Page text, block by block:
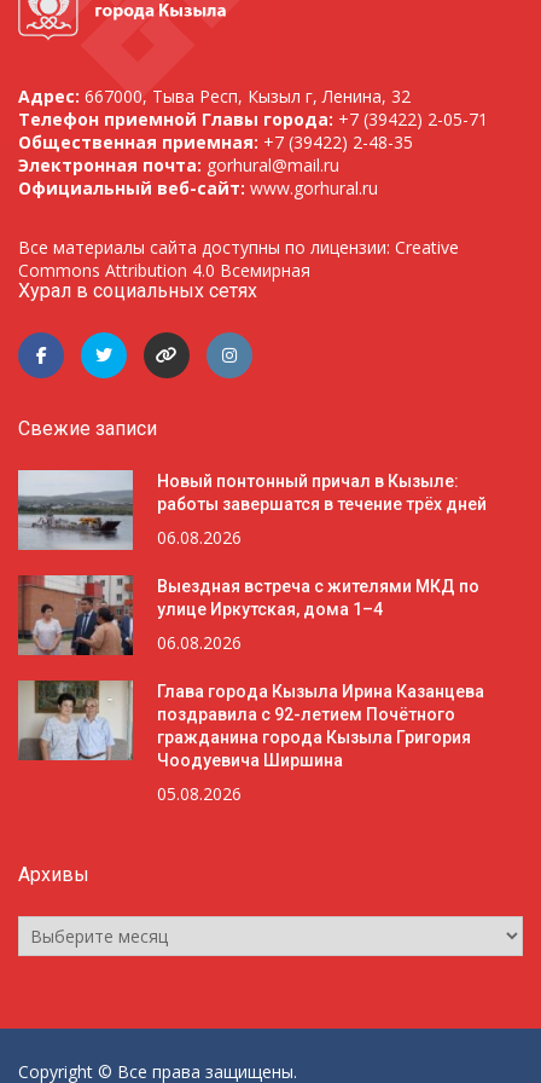
Адрес: 667000, Тыва Респ, Кызыл г, Ленина, 32
Телефон приемной Главы города: +7 (39422) 2-05-71
Общественная приемная: +7 (39422) 2-48-35
Электронная почта: gorhural@mail.ru
Официальный веб-сайт: www.gorhural.ru
Все материалы сайта доступны по лицензии: Creative
Commons Attribution 4.0 Всемирная
Хурал в социальных сетях
Свежие записи
Новый понтонный причал в Кызыле:
работы завершатся в течение трёх дней
06.08.2026
Выездная встреча с жителями МКД по
улице Иркутская, дома 1–4
06.08.2026
Глава города Кызыла Ирина Казанцева
поздравила с 92-летием Почётного
гражданина города Кызыла Григория
Чоодуевича Ширшина
05.08.2026
Архивы
Архивы
Copyright © Все права защищены.